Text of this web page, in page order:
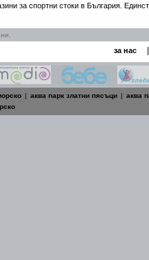
за спортни стоки в България.
за нас |
| аква парк златни пясъци | аква